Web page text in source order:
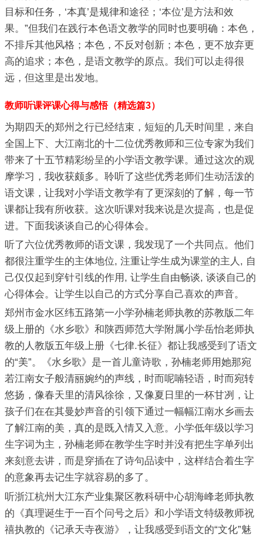
目标和任务，‘本真’是规律和途径；‘本位’是方法和效
果。”但我们在践行本色语文教学的同时也要明确：本色，
不排斥其他风格；本色，不反对创新；本色，更不放弃更
高的追求；本色，是语文教学的原点。我们可以走得很
远，但这里是出发地。
教师听课评课心得与感悟（精选篇3）
为期四天的郑州之行已经结束，短短的几天时间里，来自
全国上下、大江南北的十二位优秀教师和三位专家为我们
带来了十五节精彩纷呈的小学语文教学课。通过这次的观
摩学习，我收获颇多。聆听了这些优秀老师们生动活泼的
语文课，让我对小学语文教学有了更深刻的了解，每一节
课都让我有所收获。这次听课对我来说是次提高，也是促
进。下面我谈谈自己的心得体会。
听了六位优秀教师的语文课，我发现了一个共同点。他们
都很注重学生的主体地位, 注重让学生成为课堂的主人, 自
己仅仅起到穿针引线的作用, 让学生自由畅谈, 谈谈自己的
心得体会。让学生以自己的方式分享自己喜欢的声音。
郑州市金水区纬五路第一小学孙楠老师执教的苏教版二年
级上册的《水乡歌》和陕西师范大学附属小学岳怡老师执
教的人教版五年级上册《七律.长征》都让我感受到了语文
的“美”。《水乡歌》是一首儿童诗歌，孙楠老师用她那宛
若江南女子般清丽婉约的声线，时而呢喃轻语，时而宛转
悠扬，像春天里的清风徐徐，又像夏日里的一杯甘冽，让
孩子们在在其曼妙声音的引领下通过一幅幅江南水乡画去
了解江南的美，真的是既入情又入意。小学低年级以学习
生字词为主，孙楠老师在教学生字时并没有把生字单列出
来刻意去讲，而是穿插在了诗句品读中，这样结合着生字
的意象再去记生字就容易的多了。
听浙江杭州大江东产业集聚区教科研中心胡海峰老师执教
的《真理诞生于一百个问号之后》和小学语文特级教师祝
禧执教的《记承天寺夜游》，让我感受到语文的“文化”魅